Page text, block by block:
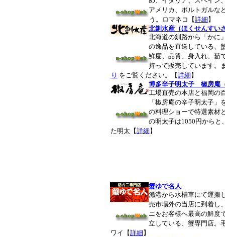
アメリカ、ポルトガルな
う。ロマネコ【詳細 】
北釧水産（ほくせんすい
北海道の釧路から「かに
の逸品を直送している、
鮮度、品質、身入れ、茹
持って販売しています。
り をご覧ください。【詳細 】
博多辛子明太子 椒房庵
工場直売の本店と福岡の
「椒房庵の辛子明太子」
の料理ショーで特選素材
の明太子は1050円からと
た明太【詳細 】
蟹ゆで名人
漁港から水槽車にて運搬
売市場外の当店に到着し
ニをお客様へ最高の鮮度
立している、蟹専門店。
ワイ【詳細 】